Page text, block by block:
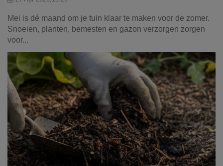
Mei is dé maand om je tuin klaar te maken voor de zomer.
Snoeien, planten, bemesten en gazon verzorgen zorgen
voor...